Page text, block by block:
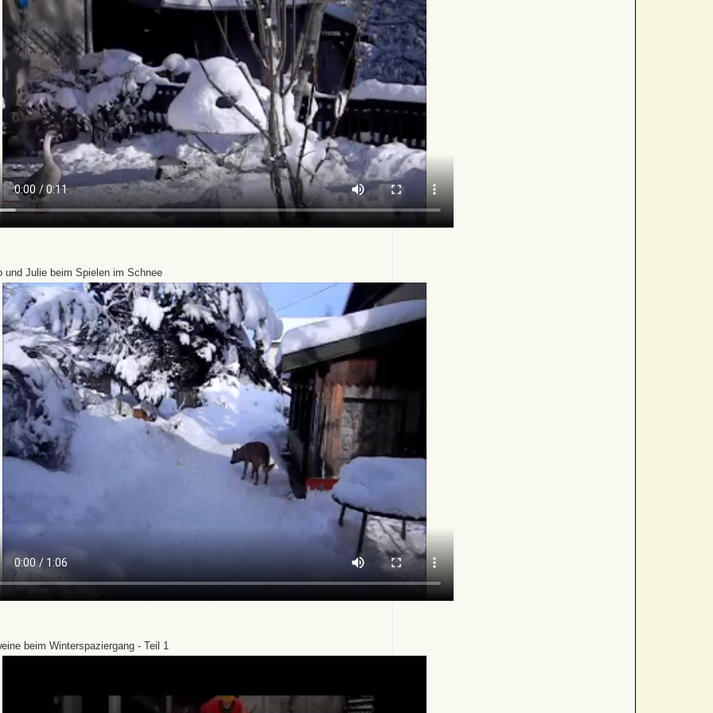
und Julie beim Spielen im Schnee
beim Winterspaziergang - Teil 1